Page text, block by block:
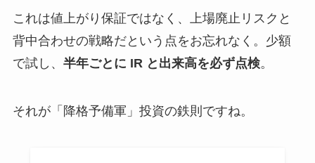
これは値上がり保証ではなく、上場廃止リスクと
背中合わせの戦略だという点をお忘れなく。少額
で試し、 半年ごとに IR と出来高を必ず点検。
それが「降格予備軍」投資の鉄則ですね。